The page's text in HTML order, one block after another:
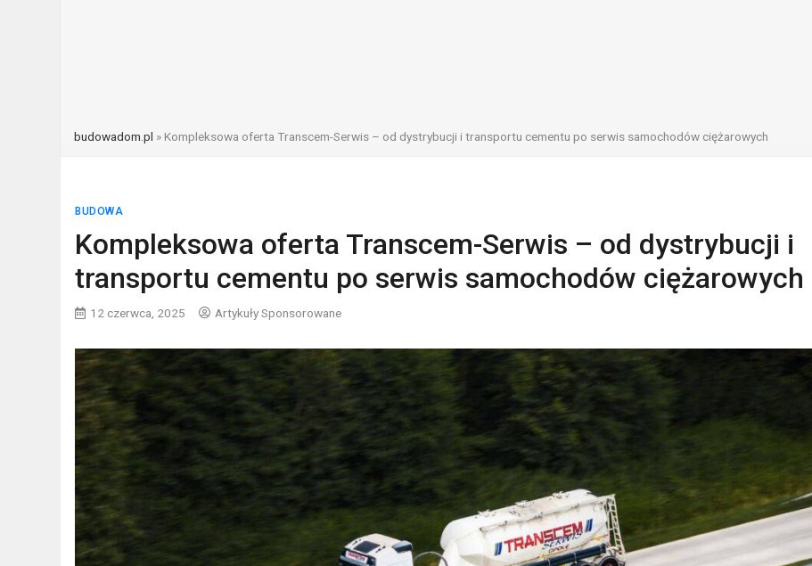
budowadom.pl » Kompleksowa oferta Transcem-Serwis – od dystrybucji i transportu cementu po serwis samochodów ciężarowych
BUDOWA
Kompleksowa oferta Transcem-Serwis – od dystrybucji i
transportu cementu po serwis samochodów ciężarowych
12 czerwca, 2025 Artykuły Sponsorowane